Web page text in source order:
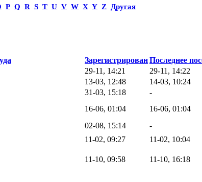
P Q R S T U V W X Y Z Другая
ЗарегистрированПоследнее
29-11, 14:21
29-11, 14:22
13-03, 12:48
14-03, 10:24
31-03, 15:18 -
16-06, 01:04
16-06, 01:04
02-08, 15:14
-
11-02, 09:27 11-02, 10:04
11-10, 09:58 11-10, 16:18